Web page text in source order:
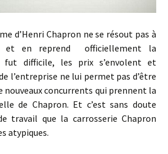
Chapron ne se résout pas à
et en reprend officiellement la
fut difficile, les prix s’envolent et
l’entreprise ne lui permet pas d’être
nouveaux concurrents qui prennent la
de Chapron. Et c’est sans doute
travail que la carrosserie Chapron
atypiques.